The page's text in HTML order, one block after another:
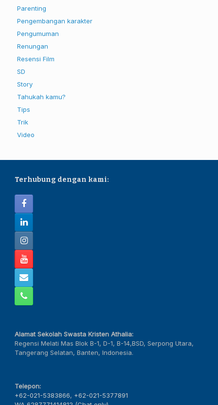
Parenting
Pengembangan karakter
Pengumuman
Renungan
Resensi Film
SD
Story
Tahukah kamu?
Tips
Trik
Video
Terhubung dengan kami:
Alamat Sekolah Swasta Kristen Athalia:
Regensi Melati Mas Blok B-1, D-1, B-14,BSD, Serpong Utara,
Tangerang Selatan, Banten, Indonesia.
Telepon:
+62-021-5383866, +62-021-5377891